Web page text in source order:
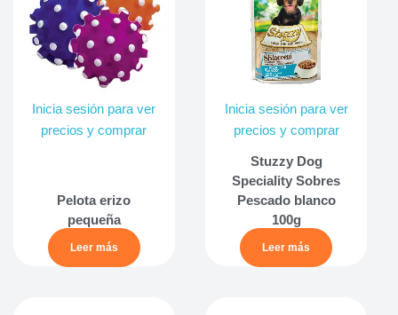
Inicia sesión para ver
precios y comprar
Pelota erizo
pequeña
Leer más
Inicia sesión para ver
precios y comprar
Stuzzy Dog
Speciality Sobres
Pescado blanco
100g
Leer más